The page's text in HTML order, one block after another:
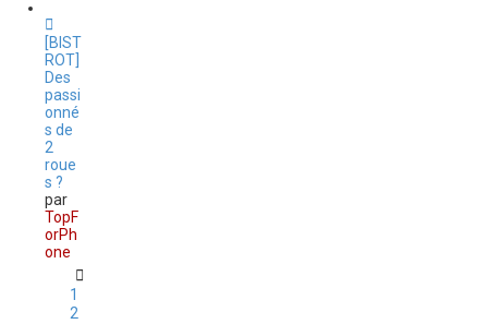
[BIST
ROT]
Des
passi
onné
s de
2
roue
s ?
par
TopF
orPh
one
1
2